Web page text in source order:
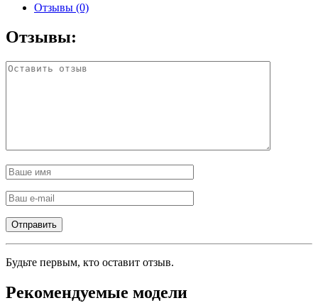
Отзывы (0)
Отзывы:
Будьте первым, кто оставит отзыв.
Рекомендуемые модели